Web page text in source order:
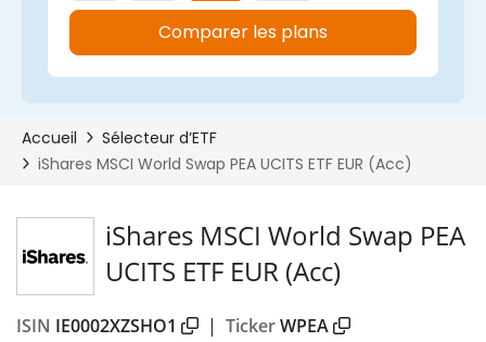
iShares MSCI World Swap PEA
UCITS ETF EUR (Acc)
ISIN IE0002XZSHO1 | TickerWPEA